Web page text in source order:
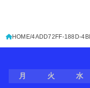
HOME 4ADD72FF-188D-
月
火 水